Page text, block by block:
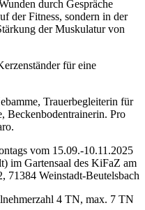
durch Gespräche
der Fitness, sondern in der
der Muskulatur von
für eine
Trauerbegleiterin für
Beckenbodentrainerin. Pro
vom 15.09.-10.11.2025
im Gartensaal des KiFaZ am
71384 Weinstadt-Beutelsbach
4 TN, max. 7 TN